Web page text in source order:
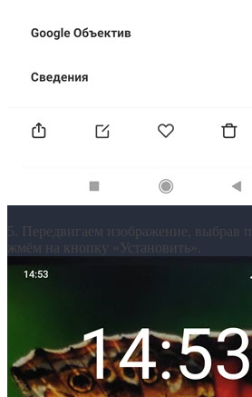
5. Передвигаем изображение, выбрав
жмём на кнопку «Установить».